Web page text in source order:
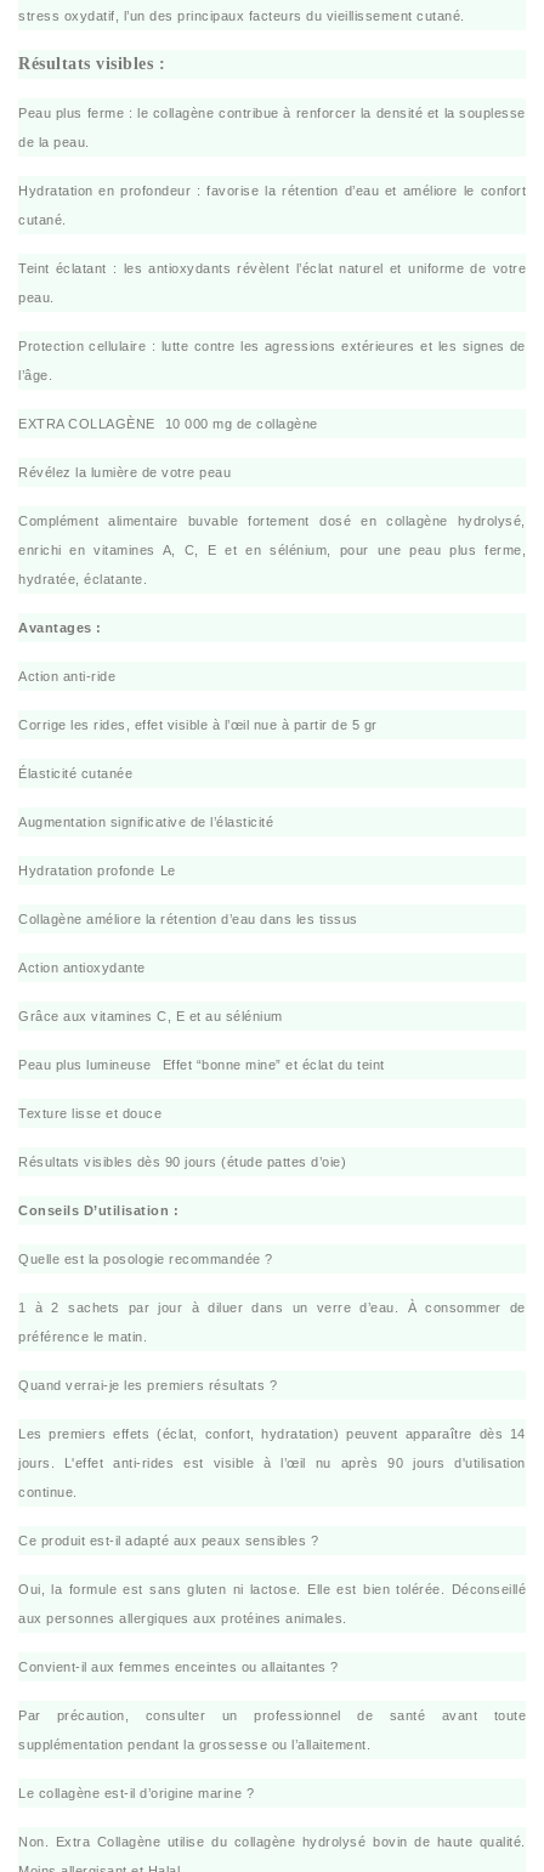
stress oxydatif, l’un des principaux facteurs du vieillissement cutané.
Résultats visibles :
Peau plus ferme : le collagène contribue à renforcer la densité et la souplesse
de la peau.
Hydratation en profondeur : favorise la rétention d’eau et améliore le confort
cutané.
Teint éclatant : les antioxydants révèlent l’éclat naturel et uniforme de votre
peau.
Protection cellulaire : lutte contre les agressions extérieures et les signes de
l’âge.
EXTRA COLLAGÈNE 10 000 mg de collagène
Révélez la lumière de votre peau
Complément alimentaire buvable fortement dosé en collagène hydrolysé,
enrichi en vitamines A, C, E et en sélénium, pour une peau plus ferme,
hydratée, éclatante.
Avantages :
Action anti-ride
Corrige les rides, effet visible à l’œil nue à partir de 5 gr
Élasticité cutanée
Augmentation significative de l’élasticité
Hydratation profonde Le
Collagène améliore la rétention d’eau dans les tissus
Action antioxydante
Grâce aux vitamines C, E et au sélénium
Peau plus lumineuse Effet “bonne mine” et éclat du teint
Texture lisse et douce
Résultats visibles dès 90 jours (étude pattes d’oie)
Conseils D’utilisation :
Quelle est la posologie recommandée ?
1 à 2 sachets par jour à diluer dans un verre d’eau. À consommer de
préférence le matin.
Quand verrai-je les premiers résultats ?
Les premiers effets (éclat, confort, hydratation) peuvent apparaître dès 14
jours. L'effet anti-rides est visible à l’œil nu après 90 jours d'utilisation
continue.
Ce produit est-il adapté aux peaux sensibles ?
Oui, la formule est sans gluten ni lactose. Elle est bien tolérée. Déconseillé
aux personnes allergiques aux protéines animales.
Convient-il aux femmes enceintes ou allaitantes ?
Par précaution, consulter un professionnel de santé avant toute
supplémentation pendant la grossesse ou l’allaitement.
Le collagène est-il d’origine marine ?
Non. Extra Collagène utilise du collagène hydrolysé bovin de haute qualité.